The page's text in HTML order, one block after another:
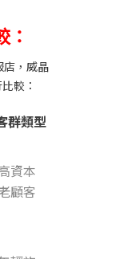
：
， 威晶
較：
群類型
資本
顧客